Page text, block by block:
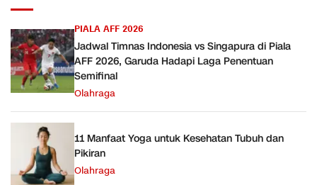
PIALA AFF 2026
Jadwal Timnas Indonesia vs Singapura di Piala
AFF 2026, Garuda Hadapi Laga Penentuan
Semifinal
Olahraga
11 Manfaat Yoga untuk Kesehatan Tubuh dan
Pikiran
Olahraga